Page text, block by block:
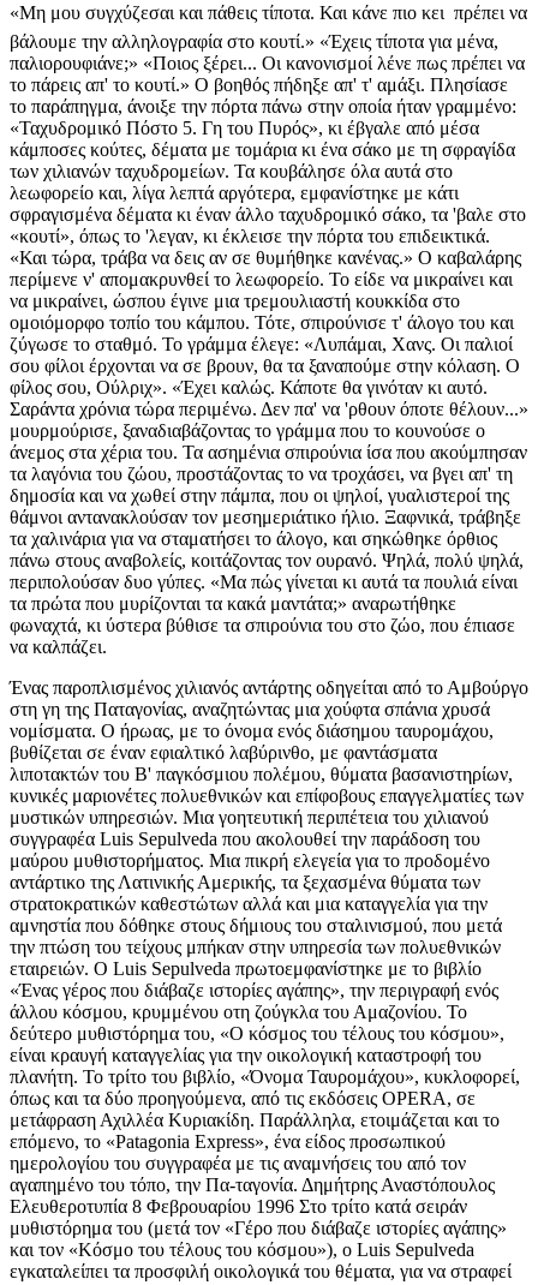
«Μη μου συγχύζεσαι και πάθεις τίποτα. Και κάνε πιο κει  πρέπει να
βάλουμε την αλληλογραφία στο κουτί.» «Έχεις τίποτα για μένα,
παλιορουφιάνε;» «Ποιος ξέρει... Οι κανονισμοί λένε πως πρέπει να
το πάρεις απ' το κουτί.» Ο βοηθός πήδηξε απ' τ' αμάξι. Πλησίασε
το παράπηγμα, άνοιξε την πόρτα πάνω στην οποία ήταν γραμμένο:
«Ταχυδρομικό Πόστο 5. Γη του Πυρός», κι έβγαλε από μέσα
κάμποσες κούτες, δέματα με τομάρια κι ένα σάκο με τη σφραγίδα
των χιλιανών ταχυδρομείων. Τα κουβάλησε όλα αυτά στο
λεωφορείο και, λίγα λεπτά αργότερα, εμφανίστηκε με κάτι
σφραγισμένα δέματα κι έναν άλλο ταχυδρομικό σάκο, τα 'βαλε στο
«κουτί», όπως το 'λεγαν, κι έκλεισε την πόρτα του επιδεικτικά.
«Και τώρα, τράβα να δεις αν σε θυμήθηκε κανένας.» Ο καβαλάρης
περίμενε ν' απομακρυνθεί το λεωφορείο. Το είδε να μικραίνει και
να μικραίνει, ώσπου έγινε μια τρεμουλιαστή κουκκίδα στο
ομοιόμορφο τοπίο του κάμπου. Τότε, σπιρούνισε τ' άλογο του και
ζύγωσε το σταθμό. Το γράμμα έλεγε: «Λυπάμαι, Χανς. Οι παλιοί
σου φίλοι έρχονται να σε βρουν, θα τα ξαναπούμε στην κόλαση. Ο
φίλος σου, Ούλριχ». «Έχει καλώς. Κάποτε θα γινόταν κι αυτό.
Σαράντα χρόνια τώρα περιμένω. Δεν πα' να 'ρθουν όποτε θέλουν...»
μουρμούρισε, ξαναδιαβάζοντας το γράμμα που το κουνούσε ο
άνεμος στα χέρια του. Τα ασημένια σπιρούνια ίσα που ακούμπησαν
τα λαγόνια του ζώου, προστάζοντας το να τροχάσει, να βγει απ' τη
δημοσία και να χωθεί στην πάμπα, που οι ψηλοί, γυαλιστεροί της
θάμνοι αντανακλούσαν τον μεσημεριάτικο ήλιο. Ξαφνικά, τράβηξε
τα χαλινάρια για να σταματήσει το άλογο, και σηκώθηκε όρθιος
πάνω στους αναβολείς, κοιτάζοντας τον ουρανό. Ψηλά, πολύ ψηλά,
περιπολούσαν δυο γύπες. «Μα πώς γίνεται κι αυτά τα πουλιά είναι
τα πρώτα που μυρίζονται τα κακά μαντάτα;» αναρωτήθηκε
φωναχτά, κι ύστερα βύθισε τα σπιρούνια του στο ζώο, που έπιασε
να καλπάζει.
Ένας παροπλισμένος χιλιανός αντάρτης οδηγείται από το Αμβούργο
στη γη της Παταγονίας, αναζητώντας μια χούφτα σπάνια χρυσά
νομίσματα. Ο ήρωας, με το όνομα ενός διάσημου ταυρομάχου,
βυθίζεται σε έναν εφιαλτικό λαβύρινθο, με φαντάσματα
λιποτακτών του Β' παγκόσμιου πολέμου, θύματα βασανιστηρίων,
κυνικές μαριονέτες πολυεθνικών και επίφοβους επαγγελματίες των
μυστικών υπηρεσιών. Μια γοητευτική περιπέτεια του χιλιανού
συγγραφέα Luis Sepulveda που ακολουθεί την παράδοση του
μαύρου μυθιστορήματος. Μια πικρή ελεγεία για το προδομένο
αντάρτικο της Λατινικής Αμερικής, τα ξεχασμένα θύματα των
στρατοκρατικών καθεστώτων αλλά και μια καταγγελία για την
αμνηστία που δόθηκε στους δήμιους του σταλινισμού, που μετά
την πτώση του τείχους μπήκαν στην υπηρεσία των πολυεθνικών
εταιρειών. Ο Luis Sepulveda πρωτοεμφανίστηκε με το βιβλίο
«Ένας γέρος που διάβαζε ιστορίες αγάπης», την περιγραφή ενός
άλλου κόσμου, κρυμμένου οτη ζούγκλα του Αμαζονίου. Το
δεύτερο μυθιστόρημα του, «Ο κόσμος του τέλους του κόσμου»,
είναι κραυγή καταγγελίας για την οικολογική καταστροφή του
πλανήτη. Το τρίτο του βιβλίο, «Όνομα Ταυρομάχου», κυκλοφορεί,
όπως και τα δύο προηγούμενα, από τις εκδόσεις OPERA, σε
μετάφραση Αχιλλέα Κυριακίδη. Παράλληλα, ετοιμάζεται και το
επόμενο, το «Patagonia Express», ένα είδος προσωπικού
ημερολογίου του συγγραφέα με τις αναμνήσεις του από τον
αγαπημένο του τόπο, την Πα-ταγονία. Δημήτρης Αναστόπουλος
Ελευθεροτυπία 8 Φεβρουαρίου 1996 Στο τρίτο κατά σειράν
μυθιστόρημα του (μετά τον «Γέρο που διάβαζε ιστορίες αγάπης»
και τον «Κόσμο του τέλους του κόσμου»), ο Luis Sepulveda
εγκαταλείπει τα προσφιλή οικολογικά του θέματα, για να στραφεί